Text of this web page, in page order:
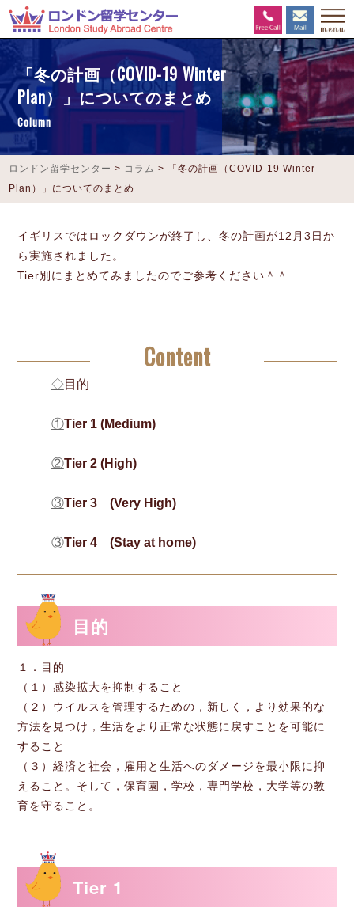
「冬の計画（COVID-19 Winter
Plan）」についてのまとめ
Column
ロンドン留学センター > コラム >
「冬の計画（COVID-19 Winter
Plan）」についてのまとめ
イギリスではロックダウンが終了し、冬の計画が12月3日か
ら実施されました。
Tier別にまとめてみましたのでご参考ください＾＾
Content
◇目的
①Tier 1 (Medium)
②Tier 2 (High)
③Tier 3 (Very High)
③Tier 4 (Stay at home)
目的
１．目的
（１）感染拡大を抑制すること
（２）ウイルスを管理するための，新しく，より効果的な
方法を見つけ，生活をより正常な状態に戻すことを可能に
すること
（３）経済と社会，雇用と生活へのダメージを最小限に抑
えること。そして，保育園，学校，専門学校，大学等の教
育を守ること。
Tier 1